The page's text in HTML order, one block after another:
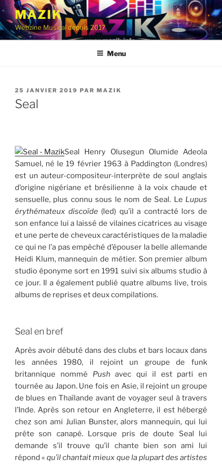
Aller
contenu
principal
MAZIK
Webzine Musical depuis 2017
Menu
PUBLIÉ
LE
25 JANVIER 2019 PAR MAZIK
Seal
Seal Henry Olusegun Olumide Adeola
Samuel, né le 19 février 1963 à Paddington (Londres)
est un auteur-compositeur-interprète de soul anglais
d’origine nigériane et brésilienne à la voix chaude et
sensuelle, plus connu sous le nom de Seal. Le Lupus
érythémateux discoïde(led) qu’il a contracté lors de
son enfance lui a laissé de vilaines cicatrices au visage
et une perte de cheveux caractéristiques de la maladie
ce qui ne l’a pas empêché d’épouser la belle allemande
Heidi Klum, mannequin de métier. Son premier album
studio éponyme sort en 1991 suivi six albums studio à
ce jour. Il a également publié quatre albums live, trois
albums de reprises et deux compilations.
Seal en bref
Après avoir débuté dans des clubs et bars locaux dans
les années 1980, il rejoint un groupe de funk
britannique nommé Push avec qui il est parti en
tournée au Japon. Une fois en Asie, il rejoint un groupe
de blues en Thaïlande avant de voyager seul à travers
l’Inde. Après son retour en Angleterre, il est hébergé
chez son ami Julian Bunster, alors mannequin, qui lui
prête son canapé. Lorsque pris de doute Seal lui
demande s’il trouve qu’il chante bien son ami lui
répond «qu’il chantait mieux que la plupart des artistes